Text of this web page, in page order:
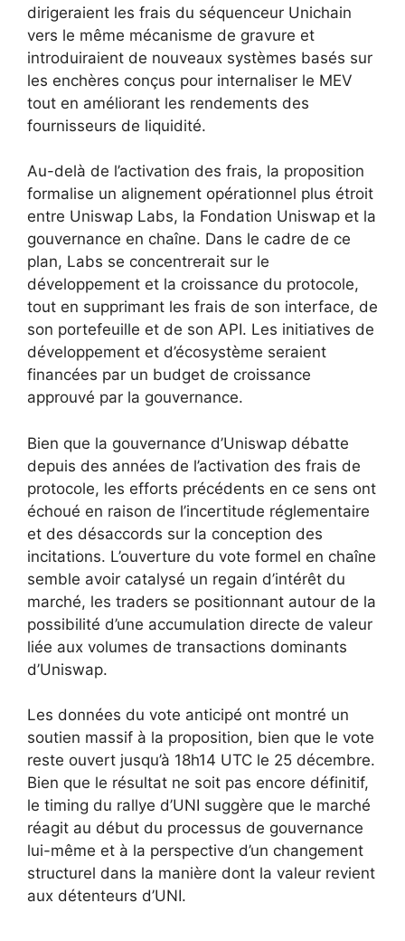
dirigeraient les frais du séquenceur Unichain
vers le même mécanisme de gravure et
introduiraient de nouveaux systèmes basés sur
les enchères conçus pour internaliser le MEV
tout en améliorant les rendements des
fournisseurs de liquidité.
Au-delà de l’activation des frais, la proposition
formalise un alignement opérationnel plus étroit
entre Uniswap Labs, la Fondation Uniswap et la
gouvernance en chaîne. Dans le cadre de ce
plan, Labs se concentrerait sur le
développement et la croissance du protocole,
tout en supprimant les frais de son interface, de
son portefeuille et de son API. Les initiatives de
développement et d’écosystème seraient
financées par un budget de croissance
approuvé par la gouvernance.
Bien que la gouvernance d’Uniswap débatte
depuis des années de l’activation des frais de
protocole, les efforts précédents en ce sens ont
échoué en raison de l’incertitude réglementaire
et des désaccords sur la conception des
incitations. L’ouverture du vote formel en chaîne
semble avoir catalysé un regain d’intérêt du
marché, les traders se positionnant autour de la
possibilité d’une accumulation directe de valeur
liée aux volumes de transactions dominants
d’Uniswap.
Les données du vote anticipé ont montré un
soutien massif à la proposition, bien que le vote
reste ouvert jusqu’à 18h14 UTC le 25 décembre.
Bien que le résultat ne soit pas encore définitif,
le timing du rallye d’UNI suggère que le marché
réagit au début du processus de gouvernance
lui-même et à la perspective d’un changement
structurel dans la manière dont la valeur revient
aux détenteurs d’UNI.